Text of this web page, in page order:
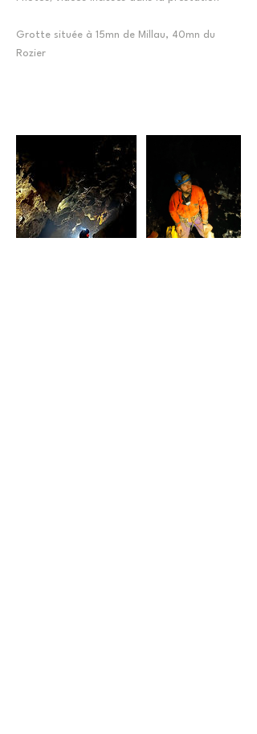
Grotte située à 15mn de Millau, 40mn du
Rozier